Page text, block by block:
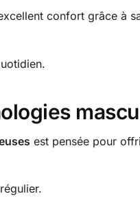
confort grâce à
est pensée pour